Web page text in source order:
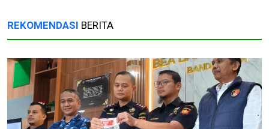
REKOMENDASI BERITA